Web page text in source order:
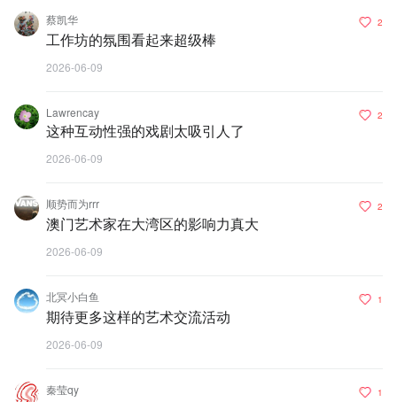
蔡凯华
工作坊的氛围看起来超级棒
2026-06-09
2
Lawrencay
这种互动性强的戏剧太吸引人了
2026-06-09
2
顺势而为rrr
澳门艺术家在大湾区的影响力真大
2026-06-09
2
北冥小白鱼
期待更多这样的艺术交流活动
2026-06-09
1
秦莹qy 1